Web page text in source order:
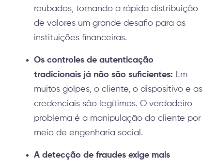
roubados, tornando a rápida distribuição
de valores um grande desafio para as
instituições financeiras.
Os controles de autenticação
tradicionais já não são suficientes: Em
muitos golpes, o cliente, o dispositivo e as
credenciais são legítimos. O verdadeiro
problema é a manipulação do cliente por
meio de engenharia social.
A detecção de fraudes exige mais